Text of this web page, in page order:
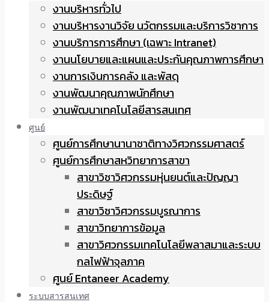
งานบริหารทั่วไป
งานบริหารงานวิจัย นวัตกรรมและบริการวิชาการ
งานบริการการศึกษา (เฉพาะ Intranet)
งานนโยบายและแผนและประกันคุณภาพการศึกษา
งานการเงินการคลัง และพัสดุ
งานพัฒนาคุณภาพนักศึกษา
งานพัฒนาเทคโนโลยีสารสนเทศ
ศูนย์
ศูนย์การศึกษานานาชาติทางวิศวกรรมศาสตร์
ศูนย์การศึกษาสหวิทยาการสาขา
สาขาวิชาวิศวกรรมหุ่นยนต์และปัญญา
ประดิษฐ์
สาขาวิชาวิศวกรรมบูรณาการ
สาขาวิทยาการข้อมูล
สาขาวิศวกรรมเทคโนโลยีพลาสมาและระบบ
กลไฟฟ้าจุลภาค
ศูนย์ Entaneer Academy
ระบบสารสนเทศ